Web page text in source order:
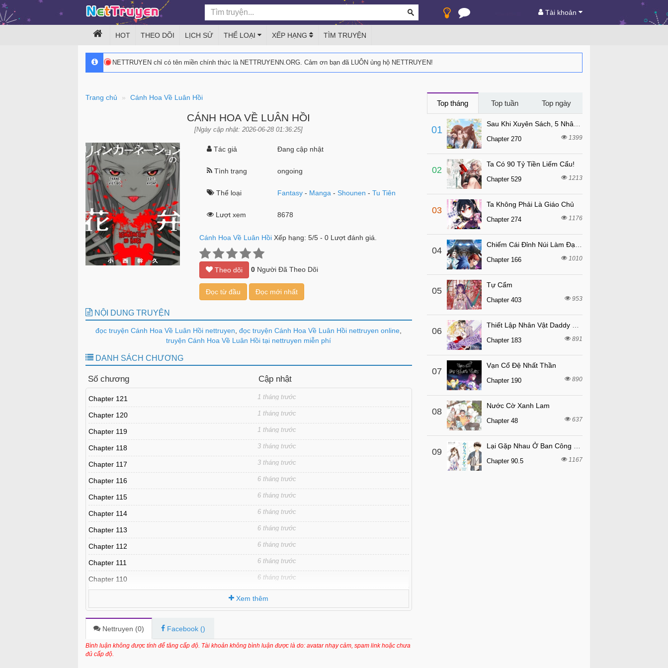
Tài khoản
HOT THEO DÕI LỊCH SỬ THỂ LOẠI XẾP HẠNG TÌM TRUYỆN
NETTRUYEN chỉ có tên miền chính thức là NETTRUYENN.ORG. Cảm ơn bạn đã LUÔN ủng hộ NETTRUYEN!
Trang chủ Cánh Hoa Về Luân Hồi
CÁNH HOA VỀ LUÂN HỒI
[Ngày cập nhật: 2026-06-28 01:36:25]
Tác giả Đang cập nhật
Tình trạng ongoing
Thể loại Fantasy - Manga -Shounen -Tu Tiên
Lượt xem 8678
Cánh Hoa Về Luân Hồi Xếp hạng: 5/5- 0Lượt đánh giá.
Theo dõi 0Người Đã Theo Dõi
Đọc từ đầu Đọc mới nhất
NỘI DUNG TRUYỆN
đọc truyện Cánh Hoa Về Luân Hồi nettruyen đọc truyện Cánh Hoa Về Luân Hồi nettruyen online
truyện Cánh Hoa Về Luân Hồi tại nettruyen miễn phí
DANH SÁCH CHƯƠNG
Số chương Cập nhật
Chapter 121 1 tháng trước
Chapter 120 1 tháng trước
Chapter 119 1 tháng trước
Chapter 118 3 tháng trước
Chapter 117 3 tháng trước
Chapter 116 6 tháng trước
Chapter 115 6 tháng trước
Chapter 114 6 tháng trước
Chapter 113 6 tháng trước
Chapter 112 6 tháng trước
Chapter 111 6 tháng trước
Chapter 110 6 tháng trước
Chapter 109.2 6 tháng trước
Chapter 109.1
Chapter 109 6 tháng trước
Xem thêm
Nettruyen (0) Facebook ()
Bình luận không được tính để tăng cấp độ. Tài khoản không bình luận được là do: avatar nhạy cảm, spam link hoặc chưa
đủ cấp độ.
Top tháng Top tuần Top ngày
01
Chapter 270 1399
02
Ta Có 90 Tỷ Tiền Liếm Cẩu!
Chapter 529 1213
03
Ta Không Phải Là Giáo Chủ
Chapter 274 1176
04
Chapter 166 1010
05
Tự Cẩm
Chapter 403 953
06
Chapter 183 891
07
Vạn Cổ Đệ Nhất Thần
Chapter 190 890
08
Nước Cờ Xanh Lam
Chapter 48 637
09
Chapter 90.5 1167